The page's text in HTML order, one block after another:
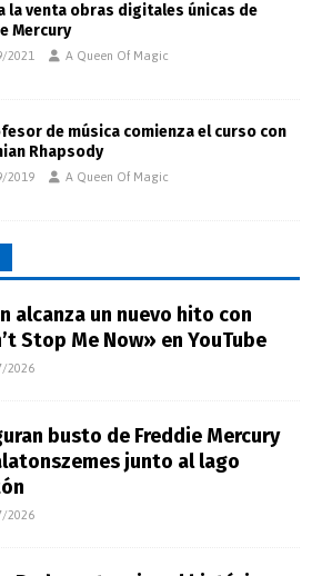
la venta obras digitales únicas de
Mercury
2021 A Queen Of Magic
de música comienza el curso con
Rhapsody
2019 A Queen Of Magic
alcanza un nuevo hito con
Stop Me Now» en YouTube
2026
busto de Freddie Mercury
junto al lago
2026